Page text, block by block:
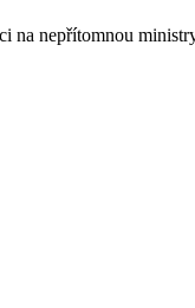
na nepřítomnou